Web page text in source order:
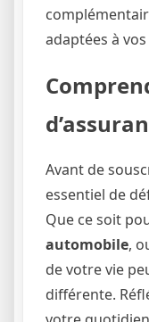
adaptées à
Avant de
essentiel de
Que ce soit
automobile,
de votre vie
différente.